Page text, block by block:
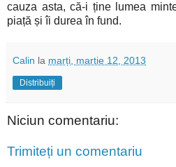
cauza asta, că-i ține lumea
piață și îi durea în fund.
Calin la marți, martie 12, 2013
Distribuiți
Niciun comentariu:
Trimiteți un comentariu